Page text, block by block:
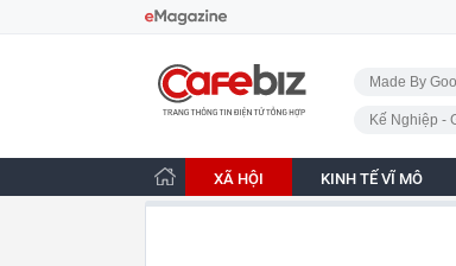
CafeBiz - Trang chủ
Made By
Kế Nghiệp -
XÃ HỘI KINH TẾ VĨ MÔ